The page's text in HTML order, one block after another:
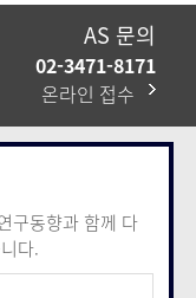
AS 문의
02-3471-8171
온라인 접수
구동향과 함께 다
다.